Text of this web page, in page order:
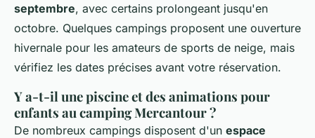
septembre, avec certains prolongeant jusqu'en
octobre. Quelques campings proposent une ouverture
hivernale pour les amateurs de sports de neige, mais
vérifiez les dates précises avant votre réservation.
Y a-t-il une piscine et des animations pour
enfants au camping Mercantour ?
De nombreux campings disposent d'un espace